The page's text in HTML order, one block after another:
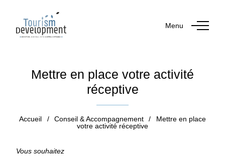
Menu
Mettre en place votre activité
réceptive
Accueil / Conseil & Accompagnement /
Mettre en place
votre activité réceptive
Vous souhaitez